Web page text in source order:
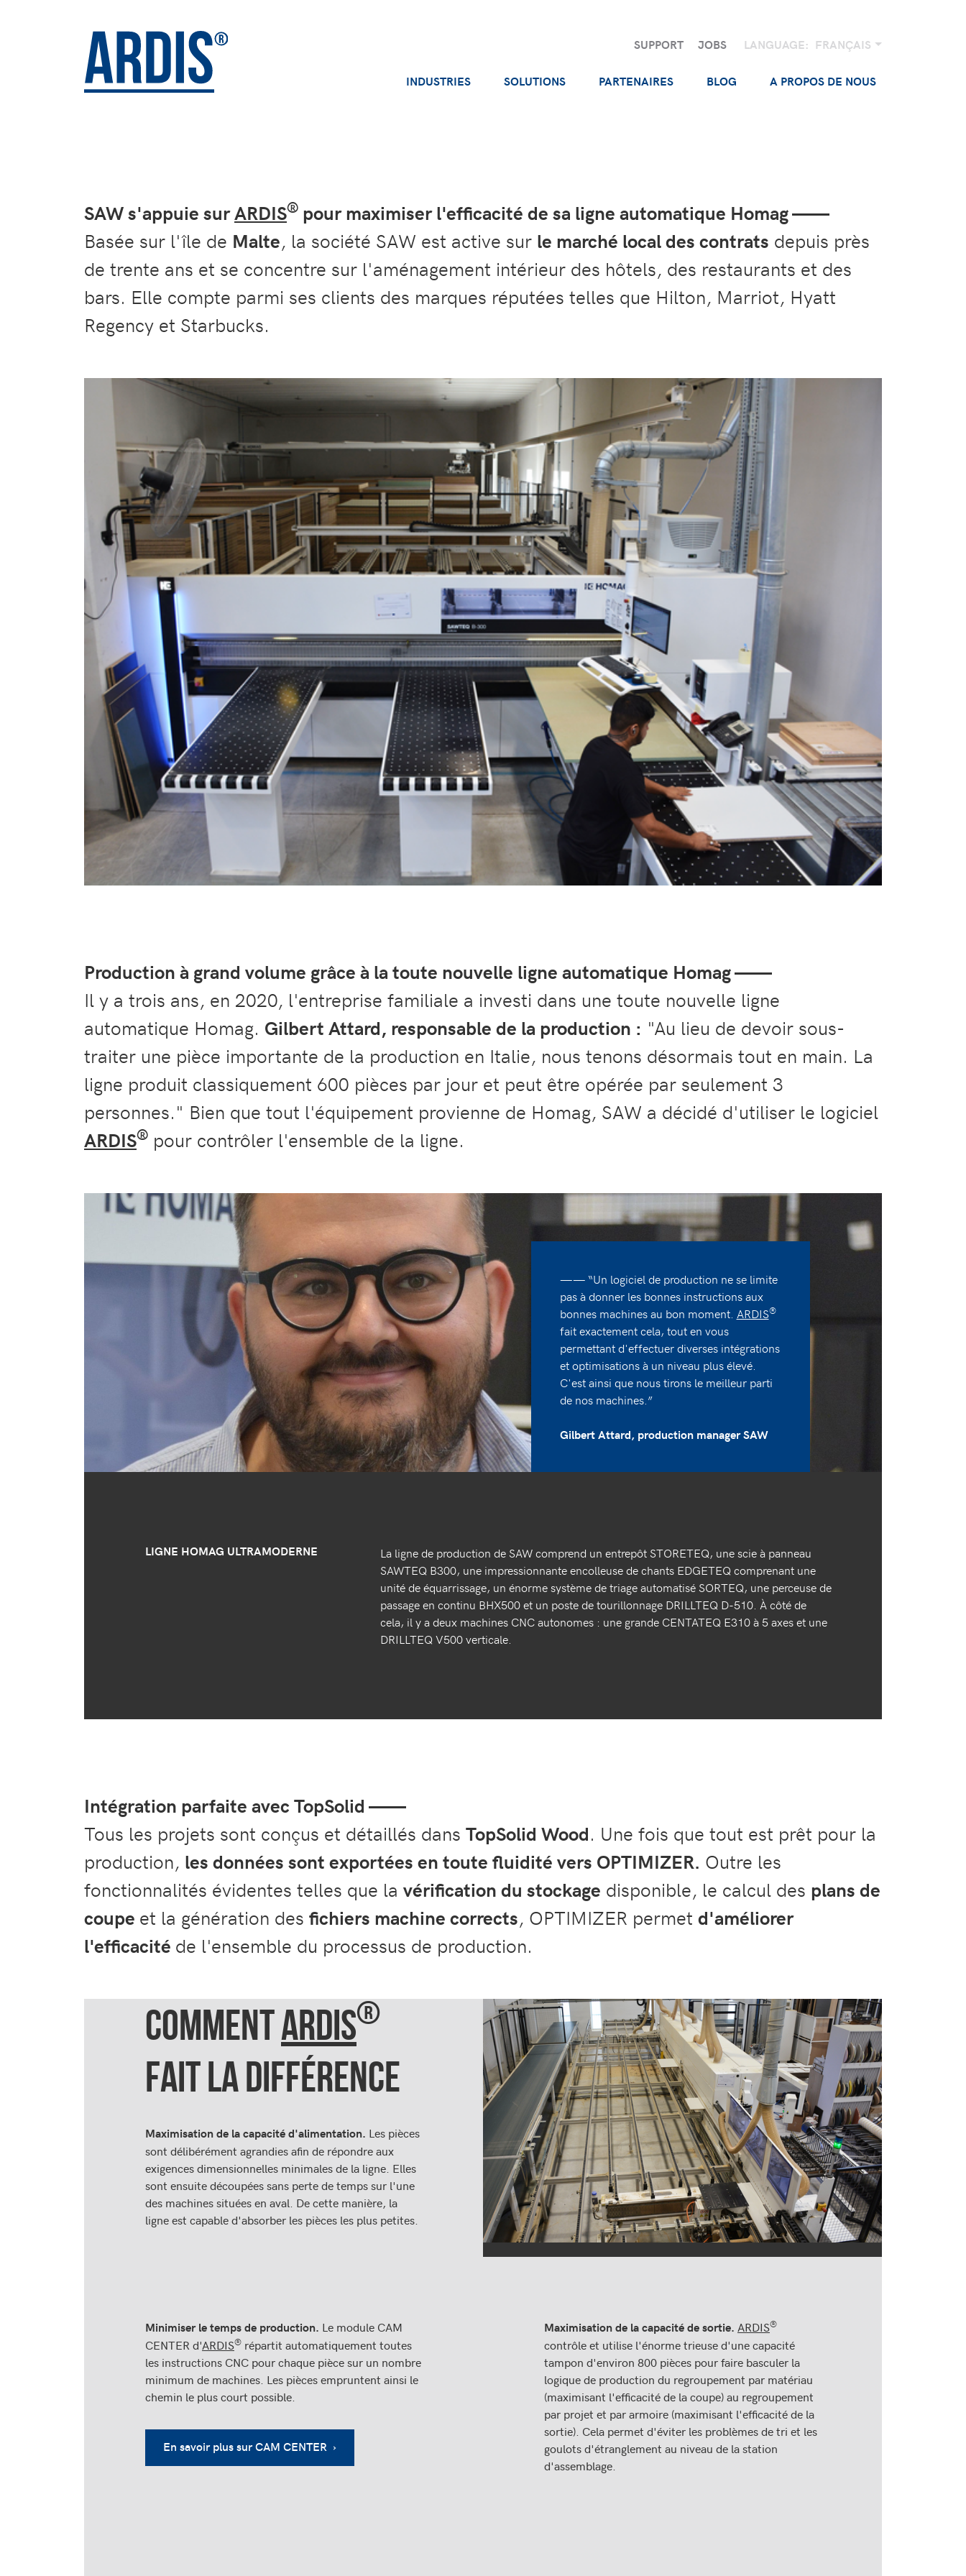
SUPPORT JOBS LANGUAGE: FRANÇAIS
INDUSTRIES SOLUTIONS PARTENAIRES BLOG A PROPOS DE NOUS
SAW s'appuie surARDIS® pour maximiser l'efficacité de sa ligne automatique Homag ——
Basée sur l'île de Malte, la société SAW est active sur le marché local des contrats depuis près
de trente ans et se concentre sur l'aménagement intérieur des hôtels, des restaurants et des
bars. Elle compte parmi ses clients des marques réputées telles que Hilton, Marriot, Hyatt
Regency et Starbucks.
Production à grand volume grâce à la toute nouvelle ligne automatique Homag ——
Il y a trois ans, en 2020, l'entreprise familiale a investi dans une toute nouvelle ligne
automatique Homag. Gilbert Attard, responsable de la production : "Au lieu de devoir sous-
traiter une pièce importante de la production en Italie, nous tenons désormais tout en main. La
ligne produit classiquement 600 pièces par jour et peut être opérée par seulement 3
personnes." Bien que tout l'équipement provienne de Homag, SAW a décidé d'utiliser le logiciel
ARDIS® pour contrôler l'ensemble de la ligne.
—— “Un logiciel de production ne se limite
pas à donner les bonnes instructions aux
bonnes machines au bon moment. ARDIS®
fait exactement cela, tout en vous
permettant d'effectuer diverses intégrations
et optimisations à un niveau plus élevé.
C'est ainsi que nous tirons le meilleur parti
de nos machines.”
Gilbert Attard, production manager SAW
LIGNE HOMAG ULTRAMODERNE
La ligne de production de SAW comprend un entrepôt STORETEQ, une scie à panneau
SAWTEQ B300, une impressionnante encolleuse de chants EDGETEQ comprenant une
unité de équarrissage, un énorme système de triage automatisé SORTEQ, une perceuse de
passage en continu BHX500 et un poste de tourillonnage DRILLTEQ D-510. À côté de
cela, il y a deux machines CNC autonomes : une grande CENTATEQ E310 à 5 axes et une
DRILLTEQ V500 verticale.
Intégration parfaite avec TopSolid ——
Tous les projets sont conçus et détaillés dans TopSolid Wood. Une fois que tout est prêt pour la
production, les données sont exportées en toute fluidité vers OPTIMIZER. Outre les
fonctionnalités évidentes telles que la vérification du stockage disponible, le calcul des plans de
coupe et la génération des fichiers machine corrects, OPTIMIZER permet d'améliorer
l'efficacité de l'ensemble du processus de production.
COMMENTARDIS®
FAIT LA DIFFÉRENCE
Maximisation de la capacité d'alimentation. Les pièces
sont délibérément agrandies afin de répondre aux
exigences dimensionnelles minimales de la ligne. Elles
sont ensuite découpées sans perte de temps sur l'une
des machines situées en aval. De cette manière, la
ligne est capable d'absorber les pièces les plus petites.
Minimiser le temps de production. Le module CAM
CENTER d'ARDIS® répartit automatiquement toutes
les instructions CNC pour chaque pièce sur un nombre
minimum de machines. Les pièces empruntent ainsi le
chemin le plus court possible.
En savoir plus sur CAM CENTER ›
Maximisation de la capacité de sortie. ARDIS®
contrôle et utilise l'énorme trieuse d'une capacité
tampon d'environ 800 pièces pour faire basculer la
logique de production du regroupement par matériau
(maximisant l'efficacité de la coupe) au regroupement
par projet et par armoire (maximisant l'efficacité de la
sortie). Cela permet d'éviter les problèmes de tri et les
goulots d'étranglement au niveau de la station
d'assemblage.